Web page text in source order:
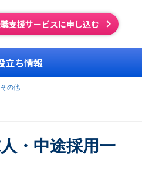
支援サービスに申し込む
立ち情報
の他
・中途採用一